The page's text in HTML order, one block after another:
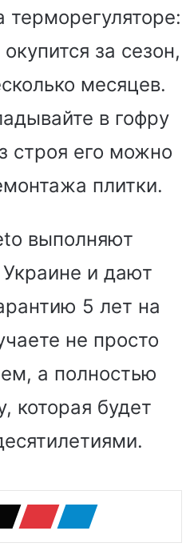
терморегуляторе:
за сезон,
месяцев.
в гофру
строя его можно
плитки.
выполняют
и дают
5 лет на
не просто
а полностью
которая будет